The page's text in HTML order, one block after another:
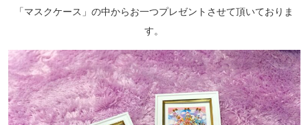
「マスクケース」の中からお一つプレゼントさせて頂いておりま
す。